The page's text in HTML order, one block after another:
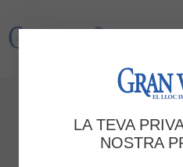
Gran Via 2
Borsa
LA TEVA
NOSTRA